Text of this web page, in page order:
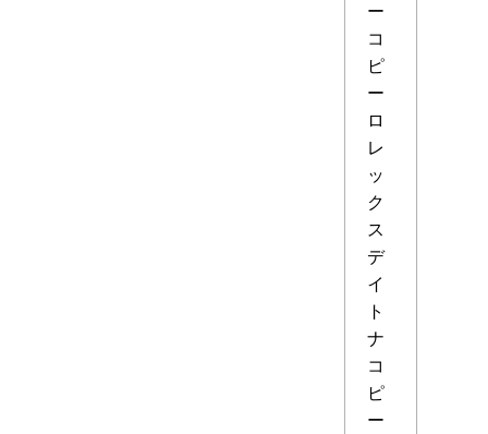
ー
コ
ピ
ー
ロ
レ
ッ
ク
ス
デ
イ
ト
ナ
コ
ピ
ー